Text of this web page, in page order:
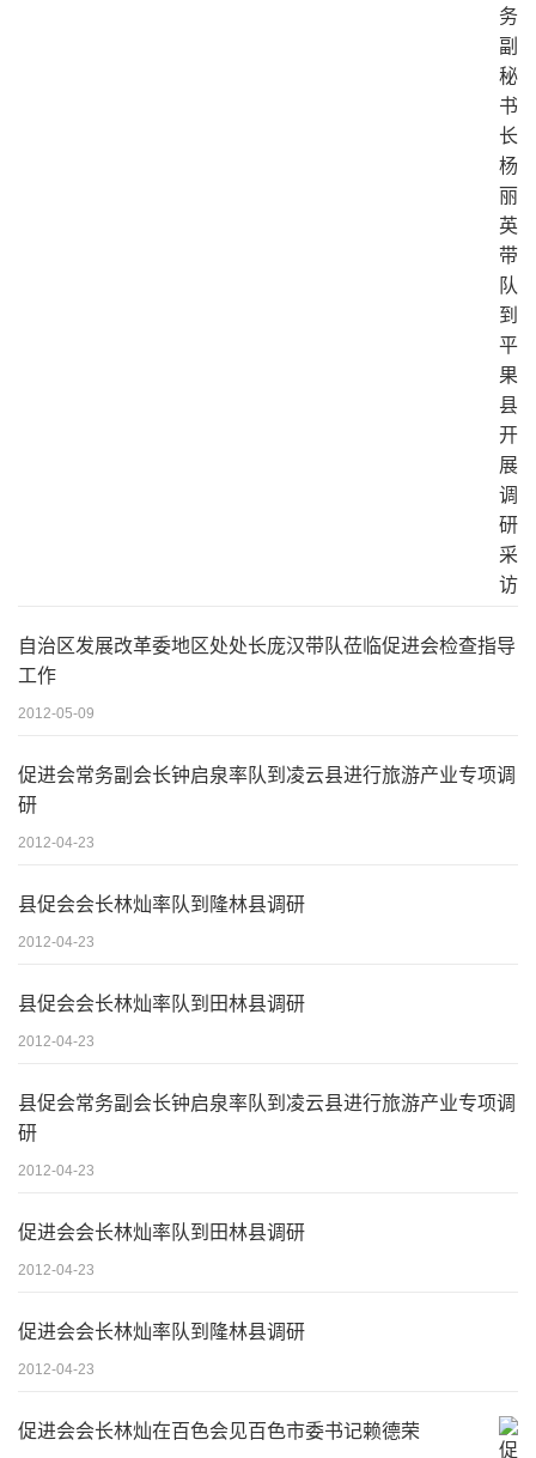
自治区发展改革委地区处处长庞汉带队莅临促进会检查指导
工作
2012-05-09
促进会常务副会长钟启泉率队到凌云县进行旅游产业专项调
研
2012-04-23
县促会会长林灿率队到隆林县调研
2012-04-23
县促会会长林灿率队到田林县调研
2012-04-23
县促会常务副会长钟启泉率队到凌云县进行旅游产业专项调
研
2012-04-23
促进会会长林灿率队到田林县调研
2012-04-23
促进会会长林灿率队到隆林县调研
2012-04-23
促进会会长林灿在百色会见百色市委书记赖德荣